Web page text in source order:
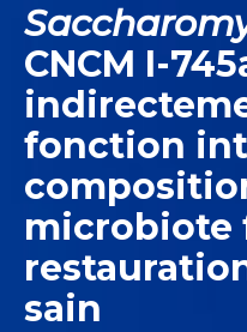
CNCM I-
fonction
microbiote
sain